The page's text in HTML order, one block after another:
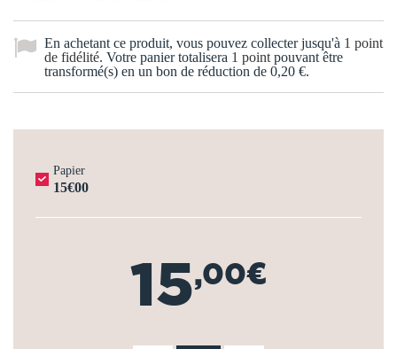
En achetant ce produit, vous pouvez collecter jusqu'à 1 point
de fidélité. Votre panier totalisera 1 point pouvant être
transformé(s) en un bon de réduction de 0,20 €.
Papier
15€00
15,00€